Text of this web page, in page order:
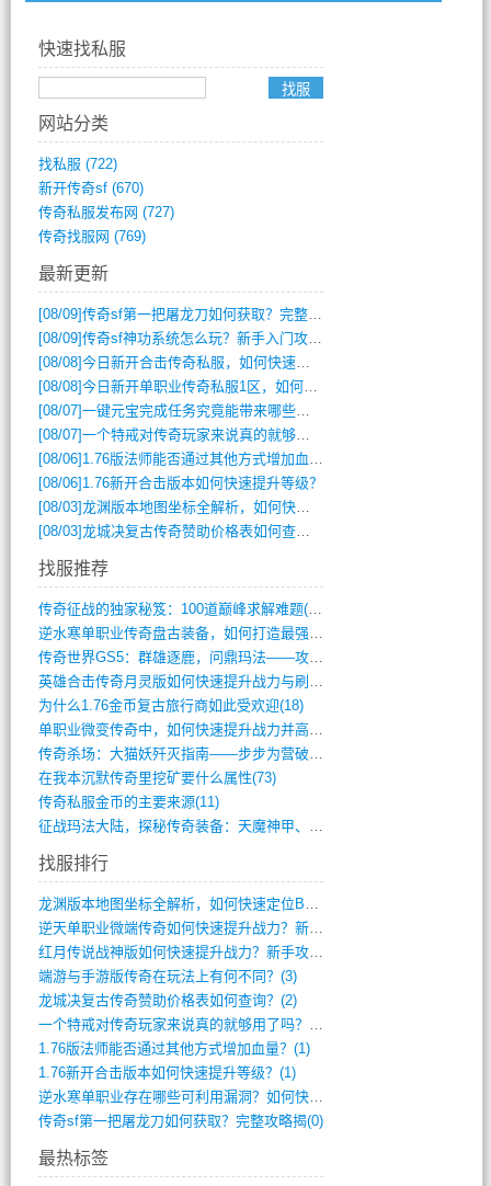
快速找私服
网站分类
找私服 (722)
新开传奇sf(670)
传奇私服发布网 (727)
传奇找服网 (769)
最新更新
[08/09]传奇sf第一把屠龙刀如何获取？完整攻略揭秘
[08/09]传奇sf神功系统怎么玩？新手入门攻略全解析
[08/08]今日新开合击传奇私服，如何快速提升角色战力？
[08/08]今日新开单职业传奇私服1区，如何快速升级与获取顶级装备？
[08/07]一键元宝完成任务究竟能带来哪些超值优势？
[08/07]一个特戒对传奇玩家来说真的就够用了吗？
[08/06] 1.76版法师能否通过其他方式增加血量？
[08/06] 1.76新开合击版本如何快速提升等级？
[08/03]龙渊版本地图坐标全解析，如何快速定位BOSS位置？
[08/03]龙城决复古传奇赞助价格表如何查询？
找服推荐
传奇征战的独家秘笈：100道巅峰求解难题(366)
逆水寒单职业传奇盘古装备，如何打造最强战(491)
传奇世界GS5：群雄逐鹿，问鼎玛法——攻(626)
英雄合击传奇月灵版如何快速提升战力与刷装(381)
为什么1.76金币复古旅行商如此受欢迎(18)
单职业微变传奇中，如何快速提升战力并高效(5)
传奇杀场：大猫妖歼灭指南——步步为营破强(347)
在我本沉默传奇里挖矿要什么属性(73)
传奇私服金币的主要来源(11)
征战玛法大陆，探秘传奇装备：天魔神甲、屠(870)
找服排行
龙渊版本地图坐标全解析，如何快速定位BO(4)
逆天单职业微端传奇如何快速提升战力？新手(4)
红月传说战神版如何快速提升战力？新手攻略(3)
端游与手游版传奇在玩法上有何不同？(3)
龙城决复古传奇赞助价格表如何查询？(2)
一个特戒对传奇玩家来说真的就够用了吗？(1)
1.76版法师能否通过其他方式增加血量？(1)
1.76新开合击版本如何快速提升等级？(1)
逆水寒单职业存在哪些可利用漏洞？如何快速(1)
传奇sf第一把屠龙刀如何获取？完整攻略揭(0)
最热标签